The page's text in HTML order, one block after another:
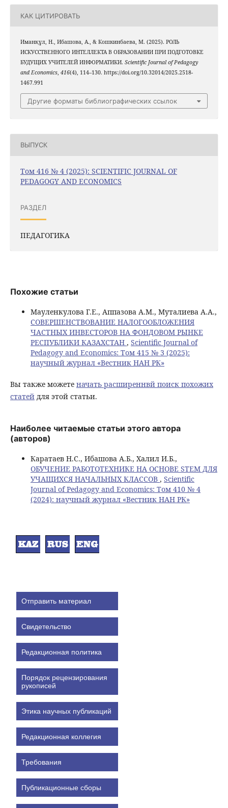
КАК ЦИТИРОВАТЬ
Иманқұл, Н., Ибашова, А., & Кошкинбаева, М. (2025). РОЛЬ
ИСКУССТВЕННОГО ИНТЕЛЛЕКТА В ОБРАЗОВАНИИ ПРИ ПОДГОТОВКЕ
БУДУЩИХ УЧИТЕЛЕЙ ИНФОРМАТИКИ. Scientific Journal of Pedagogy
and Economics, 416(4), 114–130. https://doi.org/10.32014/2025.2518-
1467.991
Другие форматы библиографических ссылок
ВЫПУСК
Том 416 № 4 (2025): SCIENTIFIC JOURNAL OF
PEDAGOGY AND ECONOMICS
РАЗДЕЛ
ПЕДАГОГИКА
Похожие статьи
Мауленкулова Г.Е., Аппазова А.М., Муталиева А.А.,
СОВЕРШЕНСТВОВАНИЕ НАЛОГООБЛОЖЕНИЯ
ЧАСТНЫХ ИНВЕСТОРОВ НА ФОНДОВОМ РЫНКЕ
РЕСПУБЛИКИ КАЗАХСТАН , Scientific Journal of
Pedagogy and Economics: Том 415 № 3 (2025):
научный журнал «Вестник НАН РК»
Вы также можете начать расширеннвй поиск похожих
статейдля этой статьи.
Наиболее читаемые статьи этого автора
(авторов)
Каратаев Н.С., Ибашова А.Б., Халил И.Б.,
ОБУЧЕНИЕ РАБОТОТЕХНИКЕ НА ОСНОВЕ STEM ДЛЯ
УЧАЩИХСЯ НАЧАЛЬНЫХ КЛАССОВ , Scientific
Journal of Pedagogy and Economics: Том 410 № 4
(2024): научный журнал «Вестник НАН РК»
Отправить материал
Свидетельство
Редакционная политика
Порядок рецензирования
рукописей
Этика научных публикаций
Редакционная коллегия
Требования
Публикационные сборы